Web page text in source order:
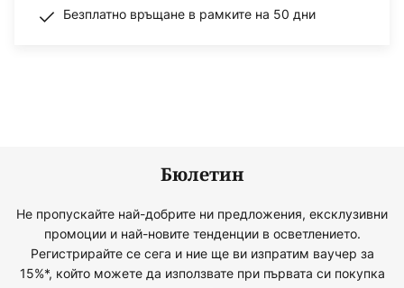
Безплатно връщане в рамките на 50 дни
Бюлетин
Не пропускайте най-добрите ни предложения, ексклузивни
промоции и най-новите тенденции в осветлението.
Регистрирайте се сега и ние ще ви изпратим ваучер за
15%*, който можете да използвате при първата си покупка